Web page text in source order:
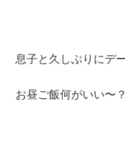
息子と久しぶりにデ
お昼ご飯何がいい〜